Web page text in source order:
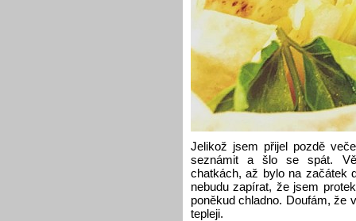
Jelikož jsem přijel pozdě
seznámit a šlo se spát.
chatkách, až bylo na začátek
nebudu zapírat, že jsem
poněkud chladno. Doufám, že
tepleji.